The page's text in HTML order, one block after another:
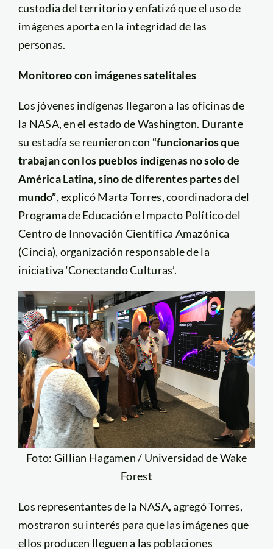
custodia del territorio y enfatizó que el uso de
imágenes aporta en la integridad de las
personas.
Monitoreo con imágenes satelitales
Los jóvenes indígenas llegaron a las oficinas de
la NASA, en el estado de Washington. Durante
su estadía se reunieron con “funcionarios que
trabajan con los pueblos indígenas no solo de
América Latina, sino de diferentes partes del
mundo”, explicó Marta Torres, coordinadora del
Programa de Educación e Impacto Político del
Centro de Innovación Científica Amazónica
(Cincia), organización responsable de la
iniciativa ‘Conectando Culturas’.
Foto: Gillian Hagamen / Universidad de Wake
Forest
Los representantes de la NASA, agregó Torres,
mostraron su interés para que las imágenes que
ellos producen lleguen a las poblaciones